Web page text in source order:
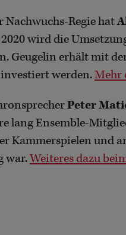
Nachwuchs-Regie hat
wird die
Geugelin erhält mit
werden.Mehr
Peter
lang Ensemble-
Kammerspielen und
war.Weiteres dazu